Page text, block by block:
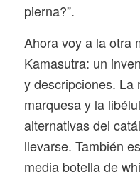
pierna?”.
Ahora voy a la otra
Kamasutra: un
y descripciones. La
marquesa y la
alternativas del
llevarse. También
media botella de